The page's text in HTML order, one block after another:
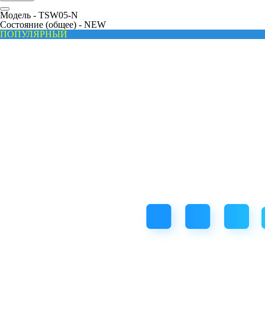
Модель - TSW05-N
Состояние (общее) - NEW
ПОПУЛЯРНЫЙ